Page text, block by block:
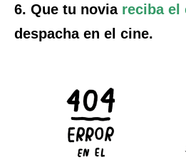
6. Que tu novia reciba el
despacha en el cine.